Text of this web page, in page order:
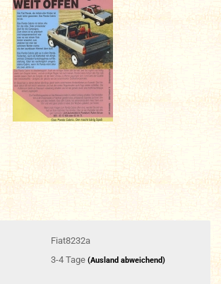
Fiat8232a
3-4 Tage (Ausland abweichend)